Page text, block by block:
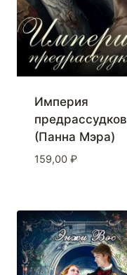
Империя
предрассудков
(Панна Мэра)
159,00 ₽